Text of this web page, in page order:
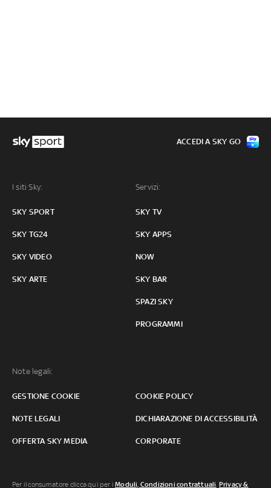
I siti Sky:
SKY SPORT
SKY TG24
SKY VIDEO
SKY ARTE
Servizi:
SKY TV
SKY APPS
NOW
SKY BAR
SPAZI SKY
PROGRAMMI
Note legali:
GESTIONE COOKIE COOKIE POLICY
NOTE LEGALI DICHIARAZIONE DI ACCESSIBILITÀ
OFFERTA SKY MEDIA CORPORATE
ACCEDI A SKY GO
Per il consumatore clicca qui per iModuli, Condizioni contrattuali, Privacy &